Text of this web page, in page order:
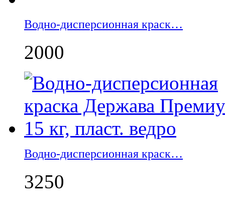
Водно-дисперсионная краск…
2000
Водно-дисперсионная краск…
3250